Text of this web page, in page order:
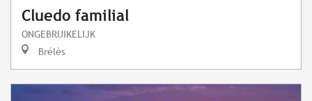
Cluedo familial
ONGEBRUIKELIJK
Brélès